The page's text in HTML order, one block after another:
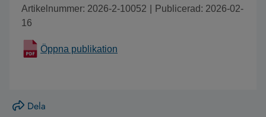
Artikelnummer: 2026-2-10052
Publicerad: 2026-02-
16
Öppna publikation
Dela